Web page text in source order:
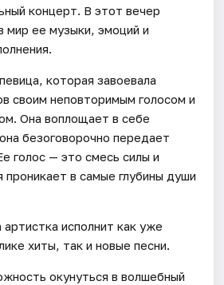
концерт. В этот вечер
мир ее музыки, эмоций и
которая завоевала
своим неповторимым голосом и
Она воплощает в себе
безоговорочно передает
голос — это смесь силы и
в самые глубины души
исполнит как уже
хиты, так и новые песни.
окунуться в волшебный